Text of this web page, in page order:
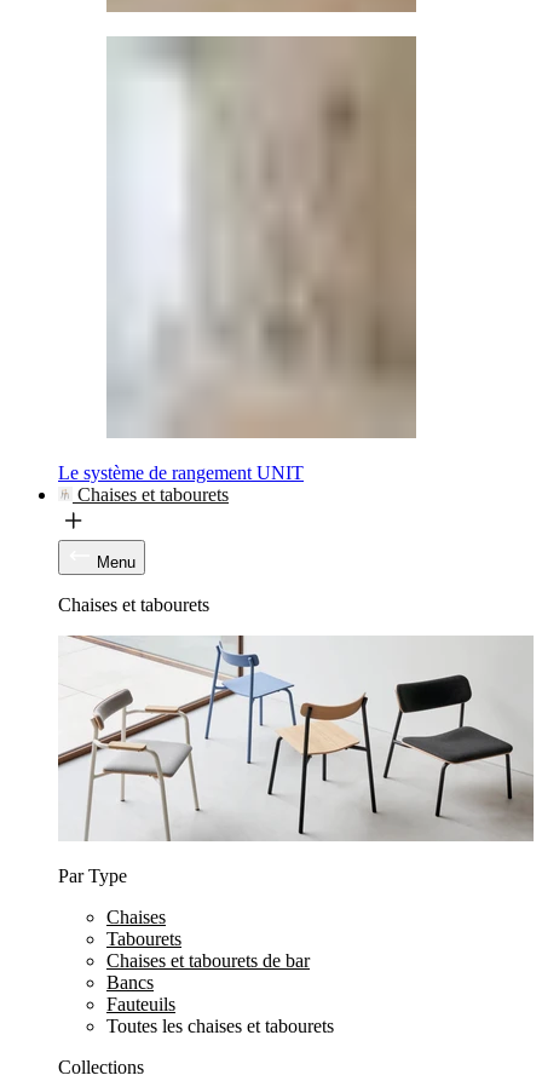
Le système de rangement UNIT
Chaises et tabourets
Menu
Chaises et tabourets
Par Type
Chaises
Tabourets
Chaises et tabourets de bar
Bancs
Fauteuils
Toutes les chaises et tabourets
Collections